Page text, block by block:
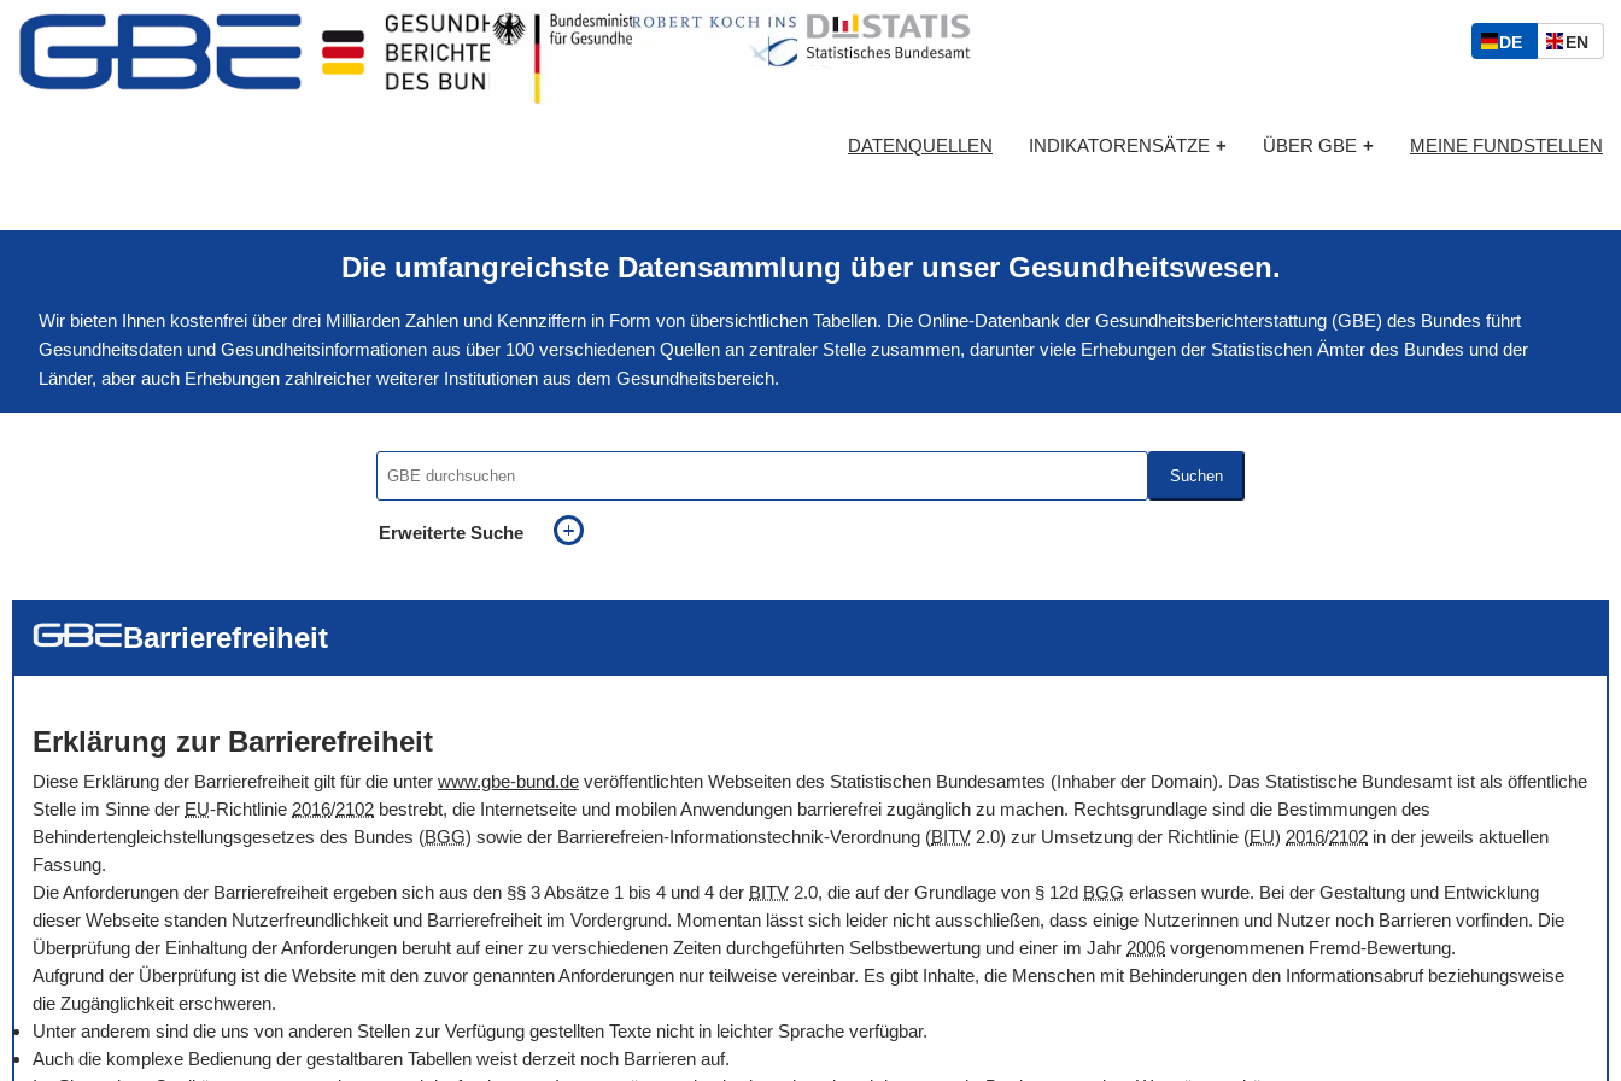
S
p
c
h
l
DED
S
ENE
I
H
DATENQUELLEN INDIKATORENSÄTZE + ÜBER GBE + MEINE FUNDSTELLEN
Die umfangreichste Datensammlung über unser Gesundheitswesen.
Wir bieten Ihnen kostenfrei über drei Milliarden Zahlen und Kennziffern in Form von übersichtlichen Tabellen. Die Online-Datenbank der Gesundheitsberichterstattung (GBE) des Bundes führt
Gesundheitsdaten und Gesundheitsinformationen aus über 100 verschiedenen Quellen an zentraler Stelle zusammen, darunter viele Erhebungen der Statistischen Ämter des Bundes und der
Länder, aber auch Erhebungen zahlreicher weiterer Institutionen aus dem Gesundheitsbereich.
Suchen
Erweiterte Suche
Barrierefreiheit
Erklärung zur Barrierefreiheit
Diese Erklärung der Barrierefreiheit gilt für die unter www.gbe-bund.de veröffentlichten Webseiten des Statistischen Bundesamtes (Inhaber der Domain). Das Statistische Bundesamt ist als öffentliche
Stelle im Sinne der EU-Richtlinie 2016/2102 bestrebt, die Internetseite und mobilen Anwendungen barrierefrei zugänglich zu machen. Rechtsgrundlage sind die Bestimmungen des
Behindertengleichstellungsgesetzes des Bundes (BGG) sowie der Barrierefreien-Informationstechnik-Verordnung (BITV 2.0) zur Umsetzung der Richtlinie (EU) 2016/2102 in der jeweils aktuellen
Fassung.
Die Anforderungen der Barrierefreiheit ergeben sich aus den §§ 3 Absätze 1 bis 4 und 4 der BITV 2.0, die auf der Grundlage von § 12d BGG erlassen wurde. Bei der Gestaltung und Entwicklung
dieser Webseite standen Nutzerfreundlichkeit und Barrierefreiheit im Vordergrund. Momentan lässt sich leider nicht ausschließen, dass einige Nutzerinnen und Nutzer noch Barrieren vorfinden. Die
Überprüfung der Einhaltung der Anforderungen beruht auf einer zu verschiedenen Zeiten durchgeführten Selbstbewertung und einer im Jahr 2006 vorgenommenen Fremd-Bewertung.
Aufgrund der Überprüfung ist die Website mit den zuvor genannten Anforderungen nur teilweise vereinbar. Es gibt Inhalte, die Menschen mit Behinderungen den Informationsabruf beziehungsweise
die Zugänglichkeit erschweren.
Unter anderem sind die uns von anderen Stellen zur Verfügung gestellten Texte nicht in leichter Sprache verfügbar.
Auch die komplexe Bedienung der gestaltbaren Tabellen weist derzeit noch Barrieren auf.